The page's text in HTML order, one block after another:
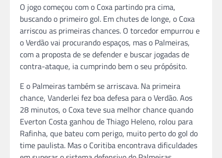
O jogo começou com o Coxa partindo pra cima,
buscando o primeiro gol. Em chutes de longe, o Coxa
arriscou as primeiras chances. O torcedor empurrou e
o Verdão vai procurando espaços, mas o Palmeiras,
com a proposta de se defender e buscar jogadas de
contra-ataque, ia cumprindo bem o seu própósito.
E o Palmeiras também se arriscava. Na primeira
chance, Vanderlei fez boa defesa para o Verdão. Aos
28 minutos, o Coxa teve sua melhor chance quando
Everton Costa ganhou de Thiago Heleno, rolou para
Rafinha, que bateu com perigo, muito perto do gol do
time paulista. Mas o Coritiba encontrava dificuldades